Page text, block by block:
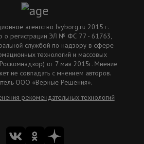
агентство Ivyborg.ru 2015 г.
о регистрации ЭЛ № ФС 77 - 61763,
службой по надзору в сфере
технологий и массовых
от 7 мая 2015г. Мнение
не совпадать с мнением авторов.
ООО «Верные Решения».
рекомендательных технологий